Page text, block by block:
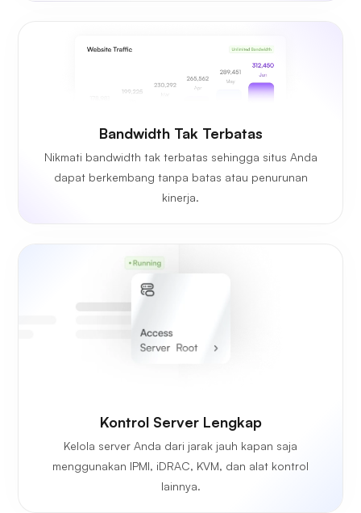
Bandwidth Tak Terbatas
Nikmati bandwidth tak terbatas sehingga situs Anda
dapat berkembang tanpa batas atau penurunan
kinerja.
Kontrol Server Lengkap
Kelola server Anda dari jarak jauh kapan saja
menggunakan IPMI, iDRAC, KVM, dan alat kontrol
lainnya.